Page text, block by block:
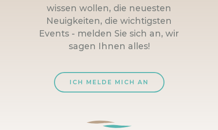
wissen wollen, die neuesten
Neuigkeiten, die wichtigsten
Events - melden Sie sich an, wir
sagen Ihnen alles!
ICH MELDE MICH AN